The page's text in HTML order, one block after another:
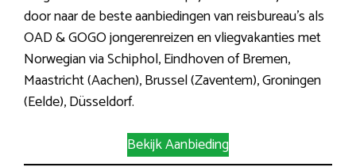
door naar de beste aanbiedingen van reisbureau’s als
OAD & GOGO jongerenreizen en vliegvakanties met
Norwegian via Schiphol, Eindhoven of Bremen,
Maastricht (Aachen), Brussel (Zaventem), Groningen
(Eelde), Düsseldorf.
Bekijk Aanbieding